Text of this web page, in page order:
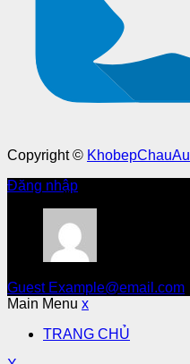
Copyright © KhobepChauAu
Đăng nhập
Guest Example@email.com
Main Menu x
TRANG CHỦ